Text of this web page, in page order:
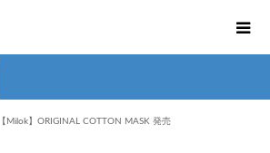
【Milok】ORIGINAL COTTON MASK 発売